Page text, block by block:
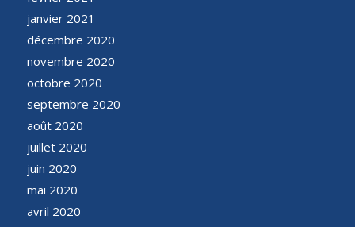
janvier 2021
décembre 2020
novembre 2020
octobre 2020
septembre 2020
août 2020
juillet 2020
juin 2020
mai 2020
avril 2020